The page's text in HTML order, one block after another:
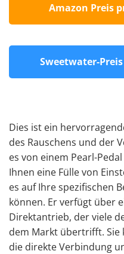
Amazon Preis
Sweetwater-
Dies ist ein
des Rauschens und der
es von einem Pearl-
Ihnen eine Fülle von
es auf Ihre spezifischen
können. Er verfügt über
Direktantrieb, der viele
dem Markt übertrifft. Sie
die direkte Verbindung